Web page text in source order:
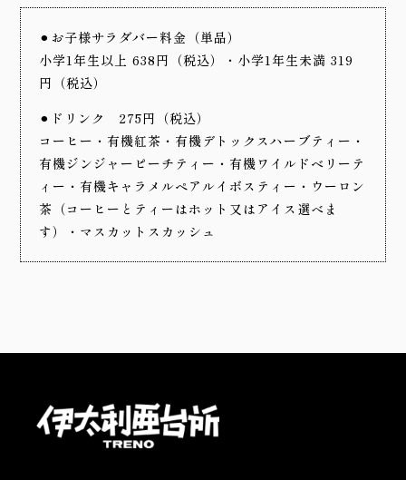
⚫︎お子様サラダバー料金（単品）
小学1年生以上 638円（税込）・小学1年生未満 319
円（税込）
⚫︎ドリンク 275円（税込）
コーヒー・有機紅茶・有機デトックスハーブティー・
有機ジンジャーピーチティー・有機ワイルドベリーテ
ィー・有機キャラメルペアルイボスティー・ウーロン
茶（コーヒーとティーはホット又はアイス選べま
す）・マスカットスカッシュ